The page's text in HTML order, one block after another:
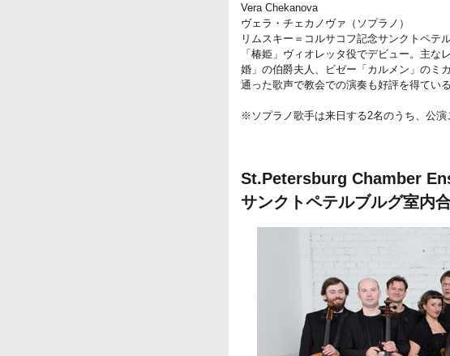
Vera Chekanova
ヴェラ・チェカノヴァ（ソプラノ）
リムスキー＝コルサコフ記念サンクトペテ
「椿姫」ヴィオレッタ役でデビュー。主
婚」の伯爵夫人、ビゼー「カルメン」のミ
通った歌声で教会での演奏も好評を得ている
※ソプラノ歌手は来日する2名のうち、公演
St.Petersburg Chamber
サンクトペテルブルグ室内